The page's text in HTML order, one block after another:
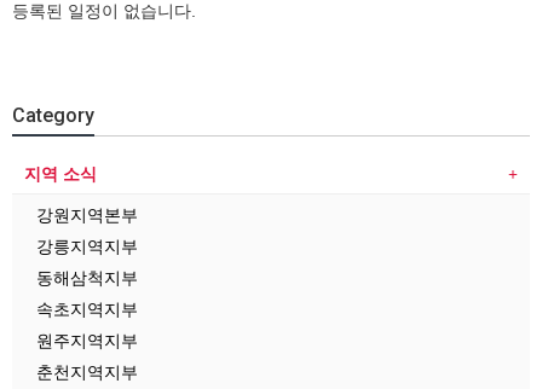
등록된 일정이 없습니다.
Category
지역 소식
강원지역본부
강릉지역지부
동해삼척지부
속초지역지부
원주지역지부
춘천지역지부